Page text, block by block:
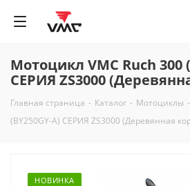
Мотоцикл VMC Ruch 300
СЕРИЯ ZS3000
Главная страница - Каталог - Мотоциклы -
(BY250GY-А) СЕРИЯ ZS3000 (Деревянная
НОВИНКА